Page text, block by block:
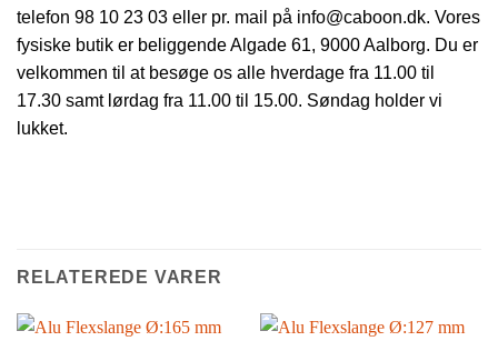
telefon 98 10 23 03 eller pr. mail på info@caboon.dk. Vores
fysiske butik er beliggende Algade 61, 9000 Aalborg. Du er
velkommen til at besøge os alle hverdage fra 11.00 til
17.30 samt lørdag fra 11.00 til 15.00. Søndag holder vi
lukket.
RELATEREDE VARER